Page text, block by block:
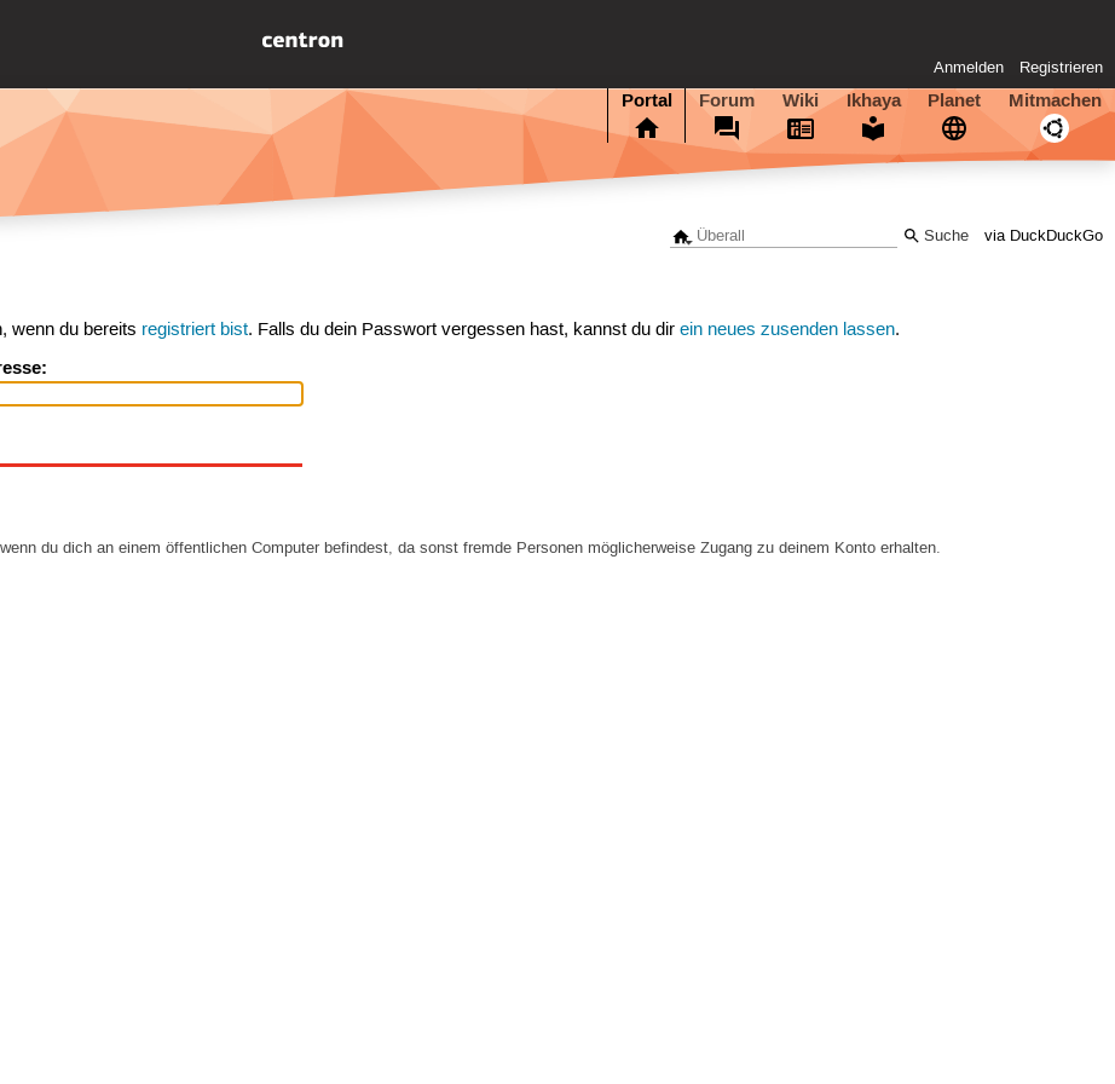
Anmelden Registrieren
Portal Forum Wiki Ikhaya Planet Mitmachen
via DuckDuckGo
wenn du bereits registriert bist. Falls du dein Passwort vergessen hast, kannst du direin neues zusenden lassen.
du dich an einem öffentlichen Computer befindest, da sonst fremde Personen möglicherweise Zugang zu deinem Konto erhalten.